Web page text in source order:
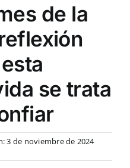
de la
se trata
3 de noviembre de 2024